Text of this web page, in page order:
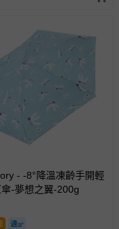
- -8°降溫凍齡手開輕
-夢想之翼-200g